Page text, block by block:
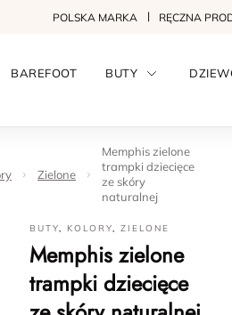
POLSKA MARKA RĘCZNA
BAREFOOT BUTY
Zielone
Memphis zielone
trampki dziecięce
ze skóry
naturalnej
BUTY, KOLORY,ZIELONE
Memphis zielone
trampki dziecięce